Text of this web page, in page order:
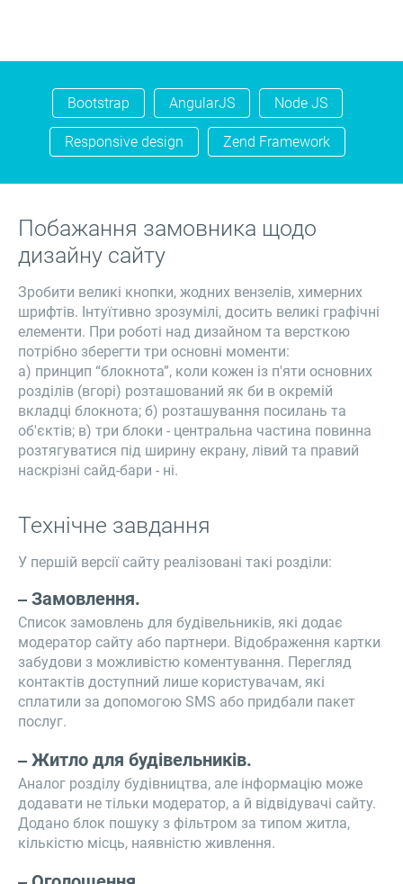
Bootstrap AngularJS Node JS
Responsive design Zend Framework
Побажання замовника щодо
дизайну сайту
Зробити великі кнопки, жодних вензелів, химерних
шрифтів. Інтуїтивно зрозумілі, досить великі графічні
елементи. При роботі над дизайном та версткою
потрібно зберегти три основні моменти:
а) принцип “блокнота”, коли кожен із п'яти основних
розділів (вгорі) розташований як би в окремій
вкладці блокнота; б) розташування посилань та
об'єктів; в) три блоки - центральна частина повинна
розтягуватися під ширину екрану, лівий та правий
наскрізні сайд-бари - ні.
Технічне завдання
У першій версії сайту реалізовані такі розділи:
Замовлення.
Список замовлень для будівельників, які додає
модератор сайту або партнери. Відображення картки
забудови з можливістю коментування. Перегляд
контактів доступний лише користувачам, які
сплатили за допомогою SMS або придбали пакет
послуг.
Житло для будівельників.
Аналог розділу будівництва, але інформацію може
додавати не тільки модератор, а й відвідувачі сайту.
Додано блок пошуку з фільтром за типом житла,
кількістю місць, наявністю живлення.